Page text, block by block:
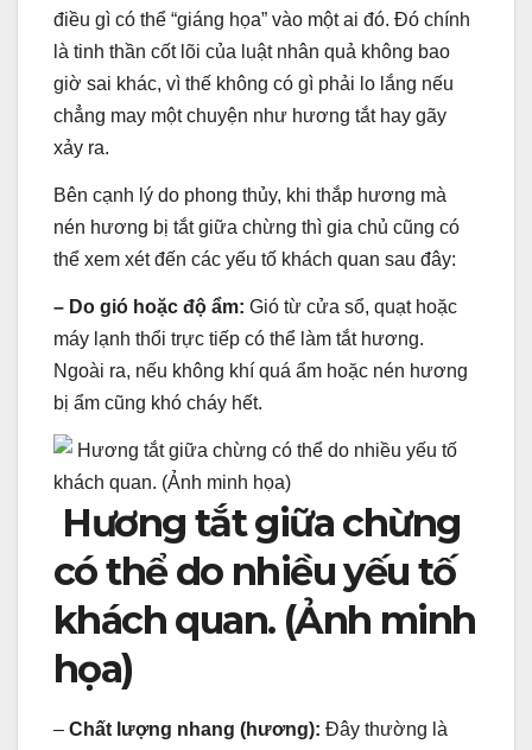
điều gì có thể “giáng họa” vào một ai đó. Đó chính
là tinh thần cốt lõi của luật nhân quả không bao
giờ sai khác, vì thế không có gì phải lo lắng nếu
chẳng may một chuyện như hương tắt hay gãy
xảy ra.
Bên cạnh lý do phong thủy, khi thắp hương mà
nén hương bị tắt giữa chừng thì gia chủ cũng có
thể xem xét đến các yếu tố khách quan sau đây:
– Do gió hoặc độ ẩm: Gió từ cửa sổ, quạt hoặc
máy lạnh thổi trực tiếp có thể làm tắt hương.
Ngoài ra, nếu không khí quá ẩm hoặc nén hương
bị ẩm cũng khó cháy hết.
Hương tắt giữa chừng
có thể do nhiều yếu tố
khách quan. (Ảnh minh
họa)
– Chất lượng nhang (hương): Đây thường là